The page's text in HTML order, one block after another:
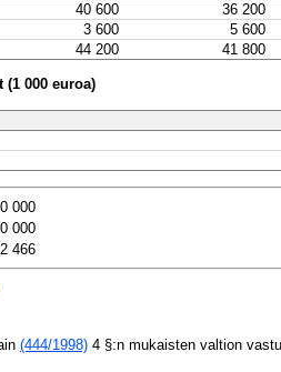
40 600 36 200
3 600 5 600
44 200 41 800
000 euroa)
000
000
466
(444/1998) 4 §:n mukaisten valtion